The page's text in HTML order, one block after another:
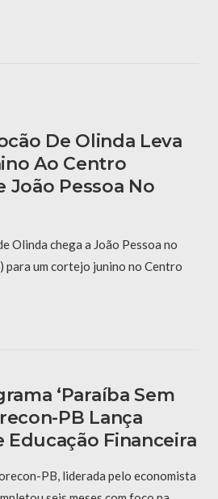
De Olinda Leva
Ao Centro
João Pessoa No
Olinda chega a João Pessoa no
para um cortejo junino no Centro
‘Paraíba Sem
PB Lança
Educação Financeira
PB, liderada pelo economista